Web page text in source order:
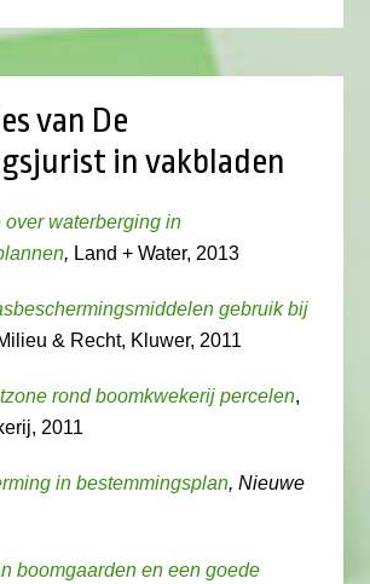
van De
in vakbladen
over waterberging in
, Land + Water, 2013
gebruik bij
& Recht, Kluwer, 2011
rond boomkwekerij percelen,
2011
in bestemmingsplan, Nieuwe
boomgaarden en een goede